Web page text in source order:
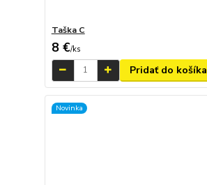
Taška C
8 €/ks
Pridať do košíka
Novinka